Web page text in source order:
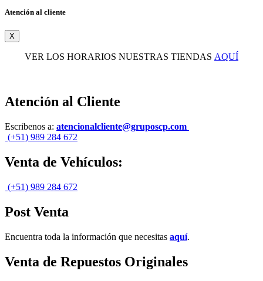
Atención al cliente
X
VER LOS HORARIOS NUESTRAS TIENDAS AQUÍ
Atención al Cliente
Escribenos a: atencionalcliente@gruposcp.com
(+51) 989 284 672
Venta de Vehículos:
(+51) 989 284 672
Post Venta
Encuentra toda la información que necesitas aquí.
Venta de Repuestos Originales